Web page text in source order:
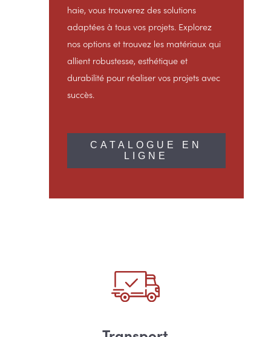
haie, vous trouverez des solutions
adaptées à tous vos projets. Explorez
nos options et trouvez les matériaux qui
allient robustesse, esthétique et
durabilité pour réaliser vos projets avec
succès.
CATALOGUE EN
LIGNE